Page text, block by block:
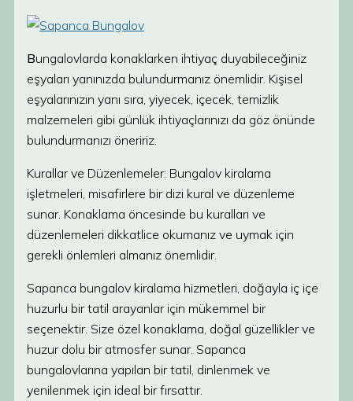
Bungalovlarda konaklarken ihtiyaç duyabileceğiniz
eşyaları yanınızda bulundurmanız önemlidir. Kişisel
eşyalarınızın yanı sıra, yiyecek, içecek, temizlik
malzemeleri gibi günlük ihtiyaçlarınızı da göz önünde
bulundurmanızı öneririz.
Kurallar ve Düzenlemeler: Bungalov kiralama
işletmeleri, misafirlere bir dizi kural ve düzenleme
sunar. Konaklama öncesinde bu kuralları ve
düzenlemeleri dikkatlice okumanız ve uymak için
gerekli önlemleri almanız önemlidir.
Sapanca bungalov kiralama hizmetleri, doğayla iç içe
huzurlu bir tatil arayanlar için mükemmel bir
seçenektir. Size özel konaklama, doğal güzellikler ve
huzur dolu bir atmosfer sunar. Sapanca
bungalovlarına yapılan bir tatil, dinlenmek ve
yenilenmek için ideal bir fırsattır.